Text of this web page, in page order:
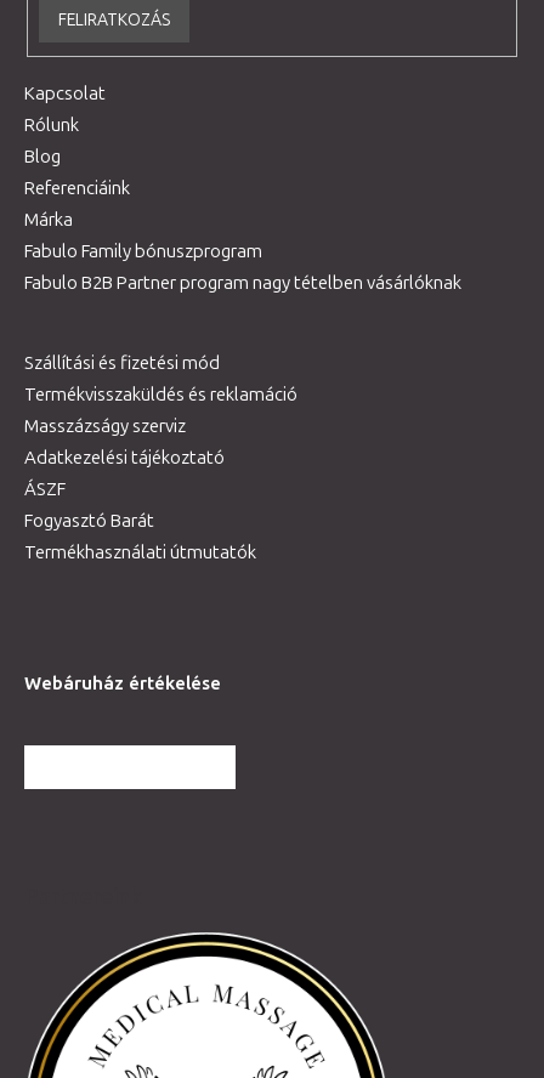
FELIRATKOZÁS
Kapcsolat
Rólunk
Blog
Referenciáink
Márka
Fabulo Family bónuszprogram
Fabulo B2B Partner program nagy tételben vásárlóknak
Szállítási és fizetési mód
Termékvisszaküldés és reklamáció
Masszázságy szerviz
Adatkezelési tájékoztató
ÁSZF
Fogyasztó Barát
Termékhasználati útmutatók
Webáruház értékelése